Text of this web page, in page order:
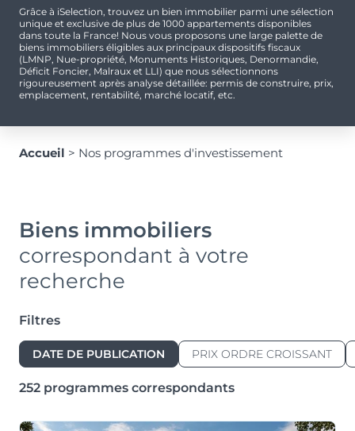
Grâce à iSelection, trouvez un bien immobilier parmi une sélection
unique et exclusive de plus de 1000 appartements disponibles
dans toute la France! Nous vous proposons une large palette de
biens immobiliers éligibles aux principaux dispositifs fiscaux
(LMNP, Nue-propriété, Monuments Historiques, Denormandie,
Déficit Foncier, Malraux et LLI) que nous sélectionnons
rigoureusement après analyse détaillée: permis de construire, prix,
emplacement, rentabilité, marché locatif, etc.
Accueil > Nos programmes d'investissement
Biens immobiliers
correspondant à votre
recherche
Filtres
DATE DE PUBLICATION PRIX ORDRE CROISSANT
252 programmes correspondants